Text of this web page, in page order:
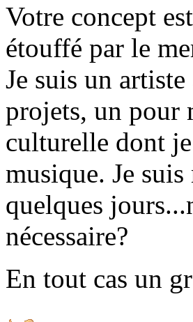
Votre concept
étouffé par le
Je suis un
projets, un pour
culturelle dont
musique. Je
quelques
nécessaire?
En tout cas un